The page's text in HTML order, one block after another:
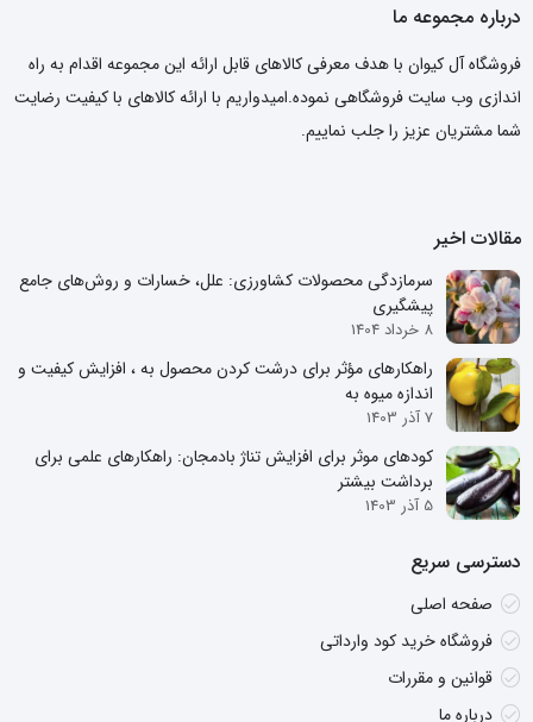
درباره مجموعه ما
فروشگاه آل کیوان با هدف معرفی کالاهای قابل ارائه این مجموعه اقدام به راه
اندازی وب سایت فروشگاهی نموده.امیدواریم با ارائه کالاهای با کیفیت رضایت
شما مشتریان عزیز را جلب نماییم.
مقالات اخیر
سرمازدگی محصولات کشاورزی: علل، خسارات و روش‌های جامع
پیشگیری
8 خرداد 1404
راهکارهای مؤثر برای درشت کردن محصول به ، افزایش کیفیت و
اندازه میوه به
7 آذر 1403
کودهای موثر برای افزایش تناژ بادمجان: راهکارهای علمی برای
برداشت بیشتر
5 آذر 1403
دسترسی سریع
صفحه اصلی
فروشگاه خرید کود وارداتی
قوانین و مقررات
درباره ما